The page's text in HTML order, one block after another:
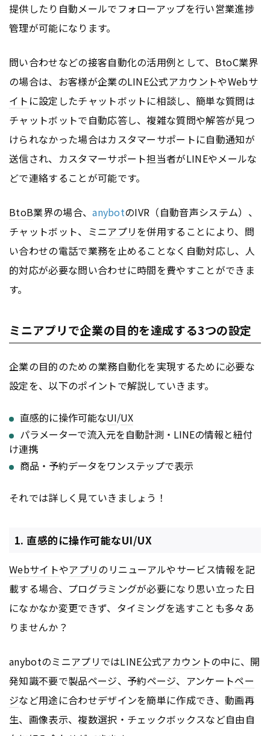
提供したり自動メールでフォローアップを行い営業進捗
管理が可能になります。
問い合わせなどの接客自動化の活用例として、 BtoC業界
の場合は、お客様が企業のLINE公式アカウントやWebサ
イト に設定したチャットボットに相談し、簡単な質問は
チャットボットで自動応答し、複雑な質問や解答が見つ
けられなかった場合はカスタマーサポートに自動通知が
送信され、カスタマーサポート担当者がLINEやメールな
どで連絡することが可能です。
BtoB業界の場合、anybotのIVR（自動音声システム）、
チャットボット、ミニアプリを併用することにより、問
い合わせの電話で業務を止めることなく自動対応し、人
的対応が必要な問い合わせに時間を費やすことができま
す。
ミニアプリで企業の目的を達成する3つの設定
企業の目的のための業務自動化を実現するために必要な
設定を、以下のポイントで解説していきます。
直感的に操作可能なUI/UX
パラメーターで流入元を自動計測・LINEの情報と紐付
け連携
商品・予約データをワンステップで表示
それでは詳しく見ていきましょう！
1. 直感的に操作可能なUI/UX
Webサイトやアプリのリニューアルやサービス情報を記
載する場合、プログラミングが必要になり思い立った日
になかなか変更できず、タイミングを逃すことも多々あ
りませんか？
anybotのミニアプリではLINE公式アカウントの中に、開
発知識不要で製品ページ、予約ページ、アンケートペー
ジなど用途に合わせデザインを簡単に作成でき、動画再
生、画像表示、複数選択・チェックボックスなど自由自